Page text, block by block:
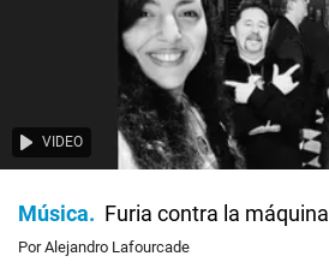
VIDEO
Música Furia contra la máquina
Por Alejandro Lafourcade